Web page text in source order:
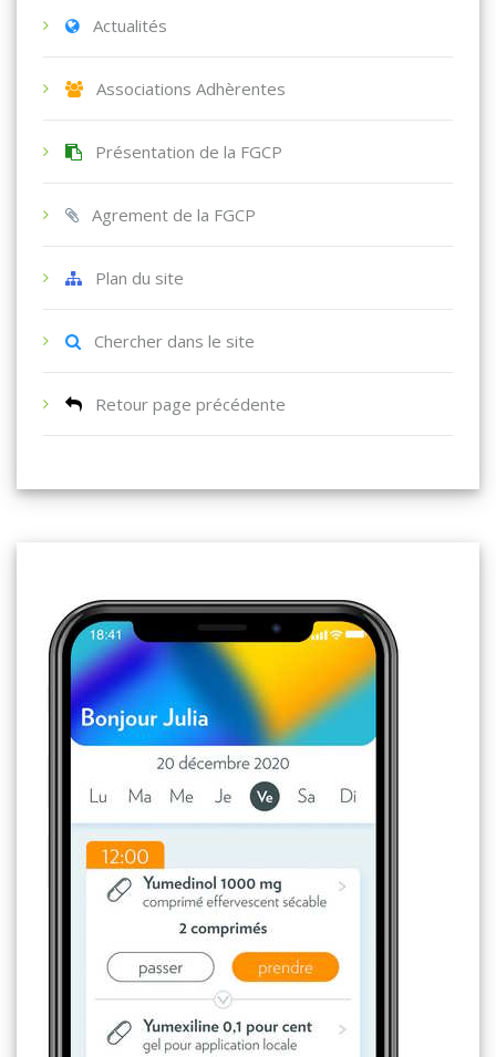
Actualités
Associations Adhèrentes
Présentation de la FGCP
Agrement de la FGCP
Plan du site
Chercher dans le site
Retour page précédente